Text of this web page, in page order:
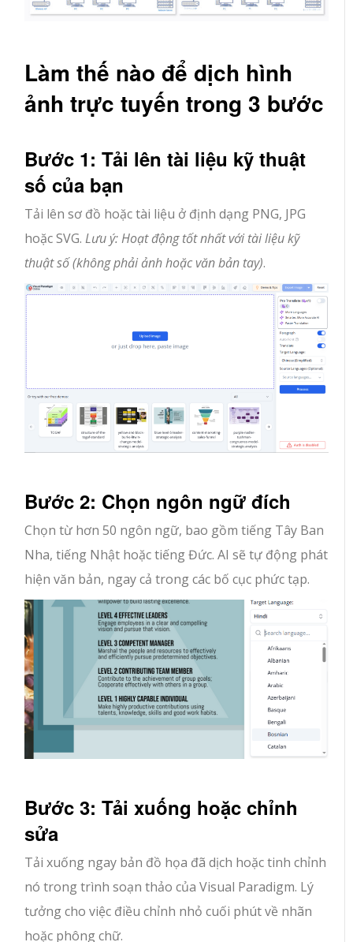
Làm thế nào để dịch hình
ảnh trực tuyến trong 3 bước
Bước 1: Tải lên tài liệu kỹ thuật
số của bạn
Tải lên sơ đồ hoặc tài liệu ở định dạng PNG, JPG
hoặc SVG.Lưu ý: Hoạt động tốt nhất với tài liệu kỹ
thuật số (không phải ảnh hoặc văn bản tay).
Bước 2: Chọn ngôn ngữ đích
Chọn từ hơn 50 ngôn ngữ, bao gồm tiếng Tây Ban
Nha, tiếng Nhật hoặc tiếng Đức. AI sẽ tự động phát
hiện văn bản, ngay cả trong các bố cục phức tạp.
Bước 3: Tải xuống hoặc chỉnh
sửa
Tải xuống ngay bản đồ họa đã dịch hoặc tinh chỉnh
nó trong trình soạn thảo của Visual Paradigm. Lý
tưởng cho việc điều chỉnh nhỏ cuối phút về nhãn
hoặc phông chữ.